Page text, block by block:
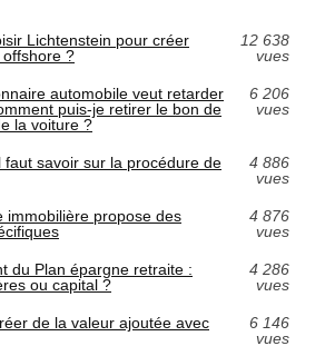
Lichtenstein pour créer
?
12 638
vues
automobile veut retarder
puis-je retirer le bon de
la voiture ?
6 206
vues
faut savoir sur la procédure de
4 886
vues
immobilière propose des
4 876
vues
du Plan épargne retraite :
ou capital ?
4 286
vues
de la valeur ajoutée avec
6 146
vues